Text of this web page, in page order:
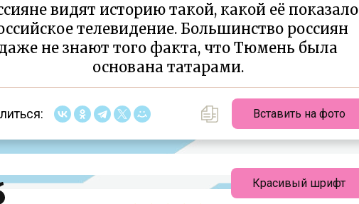
видят историю такой, какой её показало
телевидение. Большинство россиян
не знают того факта, что Тюмень была
основана татарами.
Вставить на фото
Красивый шрифт